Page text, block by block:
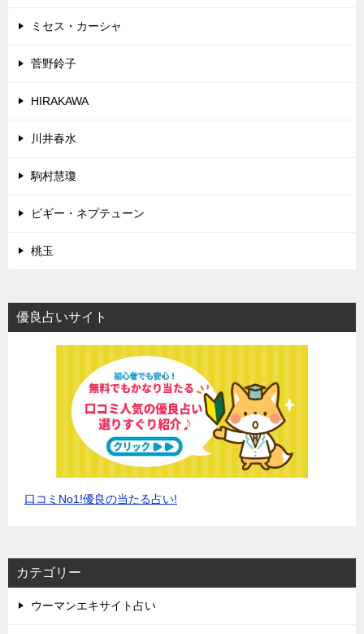
ミセス・カーシャ
菅野鈴子
HIRAKAWA
川井春水
駒村慧瓊
ビギー・ネプテューン
桃玉
優良占いサイト
口コミNo1!優良の当たる占い!
カテゴリー
ウーマンエキサイト占い